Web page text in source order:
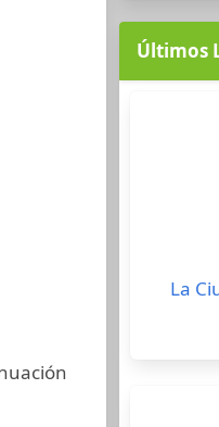
Últimos
La